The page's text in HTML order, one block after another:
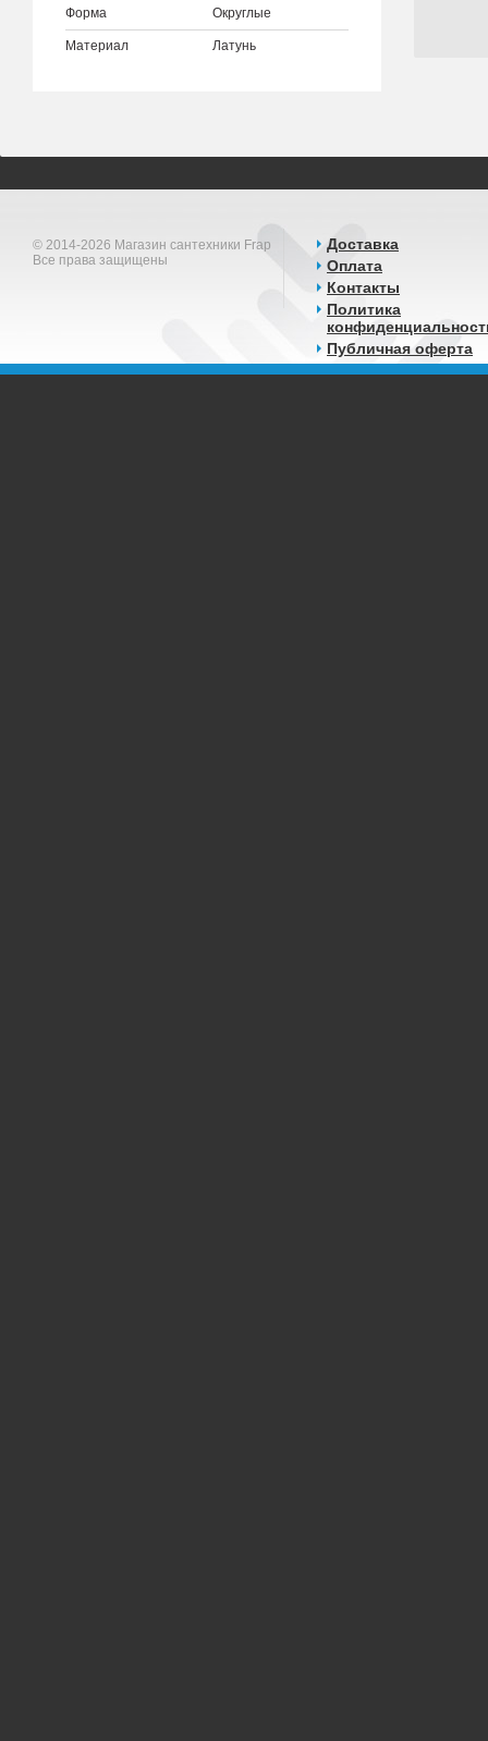
Форма Округлые
Материал Латунь
© 2014-2026 Магазин сантехники Frap
Все права защищены
Доставка
Оплата
Контакты
Политика
Публичная оферта